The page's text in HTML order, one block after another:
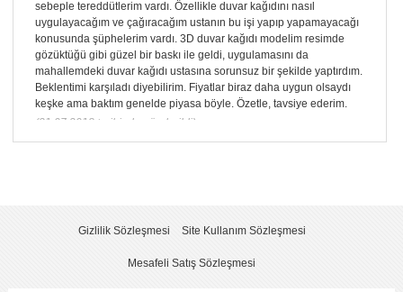
sebeple tereddütlerim vardı. Özellikle duvar kağıdını nasıl
uygulayacağım ve çağıracağım ustanın bu işi yapıp yapamayacağı
konusunda şüphelerim vardı. 3D duvar kağıdı modelim resimde
gözüktüğü gibi güzel bir baskı ile geldi, uygulamasını da
mahallemdeki duvar kağıdı ustasına sorunsuz bir şekilde yaptırdım.
Beklentimi karşıladı diyebilirim. Fiyatlar biraz daha uygun olsaydı
keşke ama baktım genelde piyasa böyle. Özetle, tavsiye ederim.
(31.07.2018 tarihinde gönderildi)
değil)(orta) (iyi) iyi)
Gizlilik Sözleşmesi Site Kullanım Sözleşmesi
Mesafeli Satış Sözleşmesi